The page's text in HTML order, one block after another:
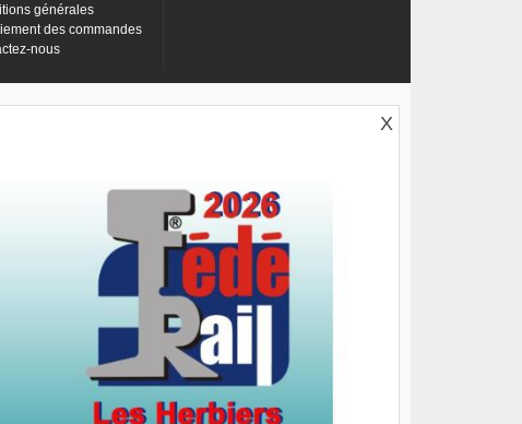
générales
des commandes
nous
X